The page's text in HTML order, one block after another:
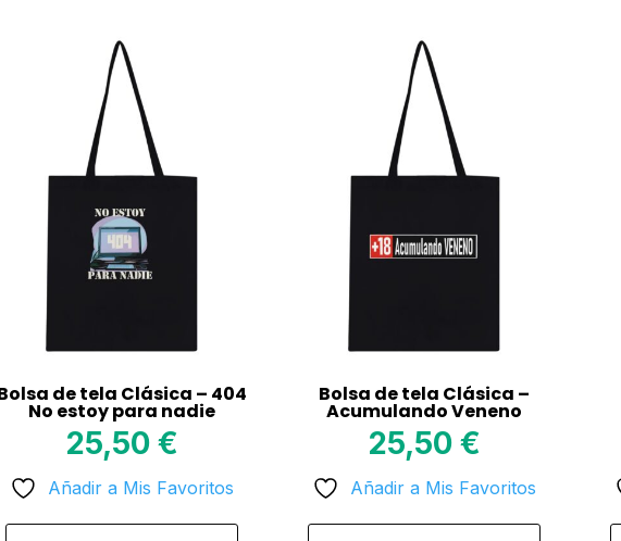
de tela Clásica – 404
No estoy para nadie
25,50 €
Añadir a Mis Favoritos
Bolsa de tela Clásica –
Acumulando Veneno
25,50 €
Añadir a Mis Favoritos